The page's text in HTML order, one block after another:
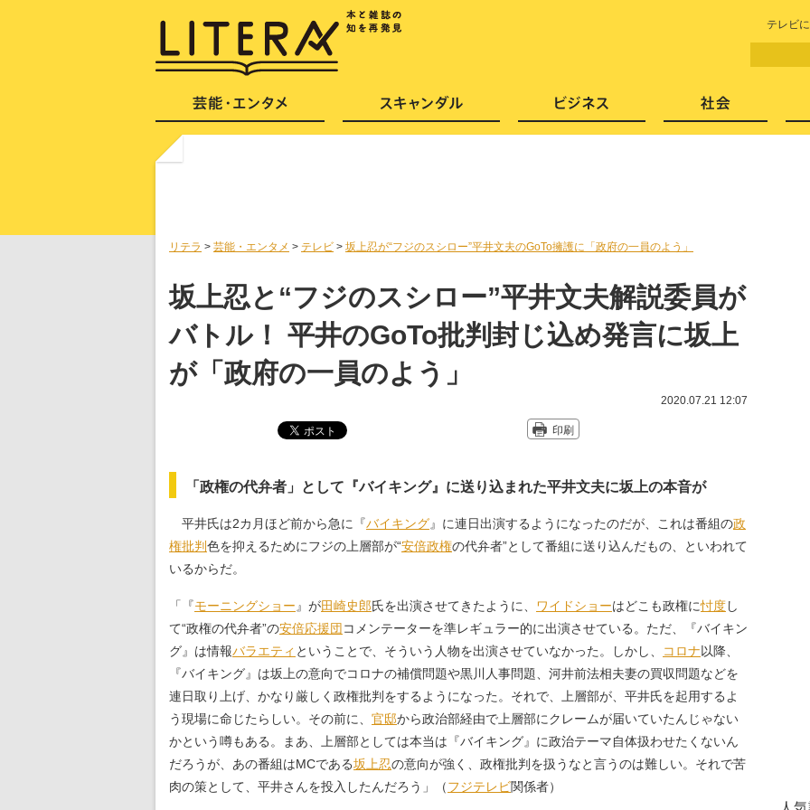
テレビ
リテラ > 芸能・エンタメ > テレビ > 坂上忍が“フジのスシロー”平井文夫のGoTo擁護に「政府の一員のよう」
坂上忍と“フジのスシロー”平井文夫解説委員が
バトル！ 平井のGoTo批判封じ込め発言に坂上
が「政府の一員のよう」
2020.07.21 12:07
印刷
「政権の代弁者」として『バイキング』に送り込まれた平井文夫に坂上の本音が
平井氏は2カ月ほど前から急に『バイキング』に連日出演するようになったのだが、これは番組の政
権批判色を抑えるためにフジの上層部が“安倍政権の代弁者”として番組に送り込んだもの、といわれて
いるからだ。
「『モーニングショー 』が田崎史郎氏を出演させてきたように、 ワイドショーはどこも政権に忖度し
て“政権の代弁者”の安倍応援団 コメンテーターを準レギュラー的に出演させている。ただ、『バイキン
グ』は情報バラエティ ということで、そういう人物を出演させていなかった。しかし、 コロナ以降、
『バイキング』は坂上の意向でコロナの補償問題や黒川人事問題、河井前法相夫妻の買収問題などを
連日取り上げ、かなり厳しく政権批判をするようになった。それで、上層部が、平井氏を起用するよ
う現場に命じたらしい。その前に、 官邸から政治部経由で上層部にクレームが届いていたんじゃない
かという噂もある。まあ、上層部としては本当は『バイキング』に政治テーマ自体扱わせたくないん
だろうが、あの番組はMCである坂上忍の意向が強く、政権批判を扱うなと言うのは難しい。それで苦
肉の策として、平井さんを投入したんだろう」（フジテレビ関係者）
芸能・エンタメ スキャンダル